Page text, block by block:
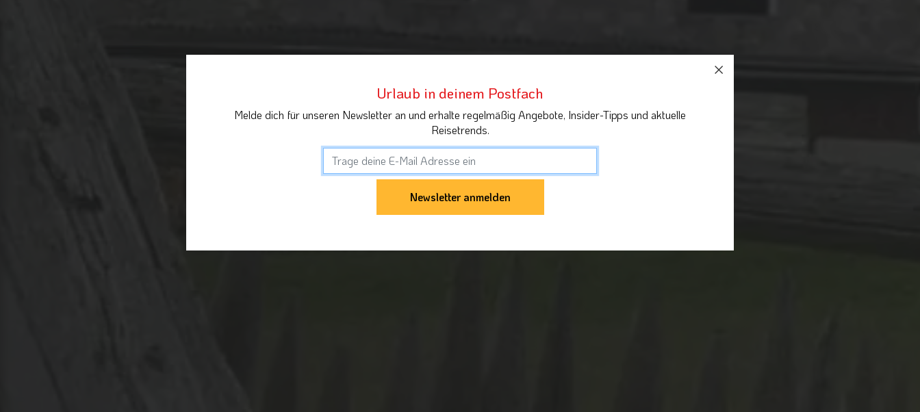
Urlaub in deinem Postfach
Melde dich für unseren Newsletter an und erhalte regelmäßig Angebote, Insider-Tipps und aktuelle
Reisetrends.